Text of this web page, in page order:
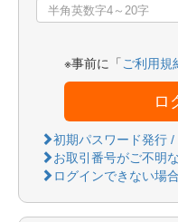
※事前に「 ご利用規
ロ
初期パスワード発行
お取引番号がご不明
ログインできない場